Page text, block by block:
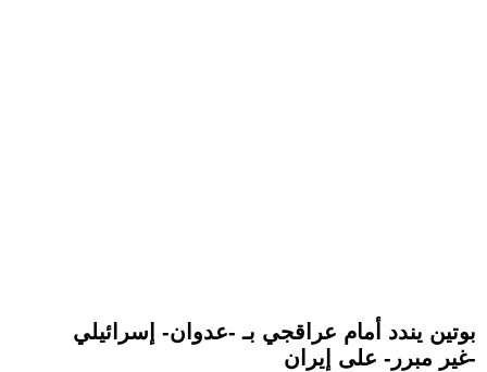
بوتين يندد أمام عراقجي بـ -عدوان- إسرائيلي
-غير مبرر- على إيران